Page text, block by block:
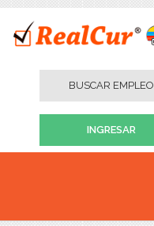
BUSCAR EMPLEO
INGRESAR